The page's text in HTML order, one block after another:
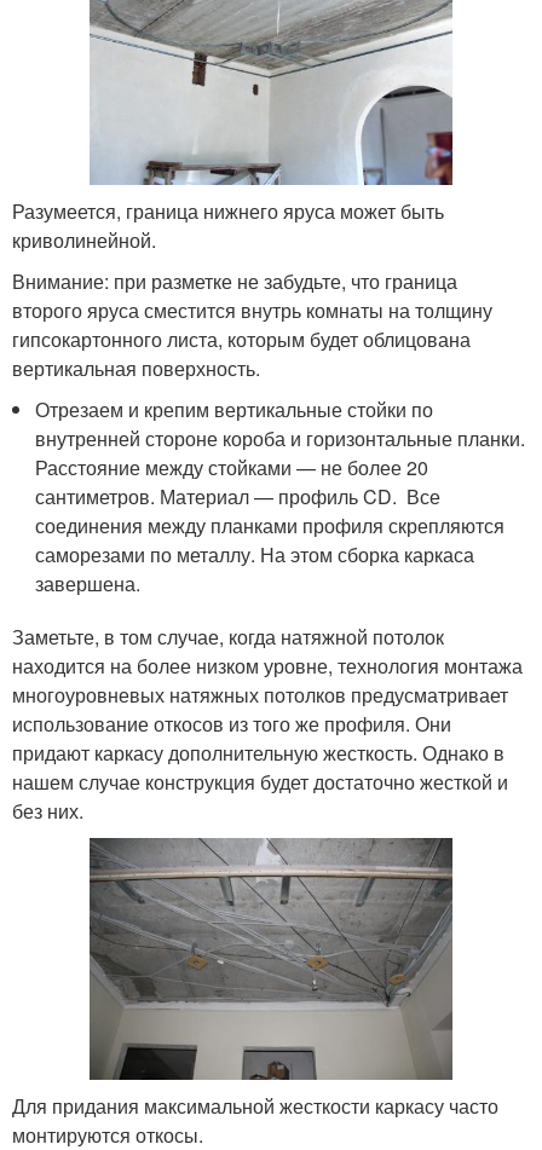
Разумеется, граница нижнего яруса может быть
криволинейной.
Внимание: при разметке не забудьте, что граница
второго яруса сместится внутрь комнаты на толщину
гипсокартонного листа, которым будет облицована
вертикальная поверхность.
Отрезаем и крепим вертикальные стойки по
внутренней стороне короба и горизонтальные планки.
Расстояние между стойками — не более 20
сантиметров. Материал — профиль CD. Все
соединения между планками профиля скрепляются
саморезами по металлу. На этом сборка каркаса
завершена.
Заметьте, в том случае, когда натяжной потолок
находится на более низком уровне, технология монтажа
многоуровневых натяжных потолков предусматривает
использование откосов из того же профиля. Они
придают каркасу дополнительную жесткость. Однако в
нашем случае конструкция будет достаточно жесткой и
без них.
Для придания максимальной жесткости каркасу часто
монтируются откосы.